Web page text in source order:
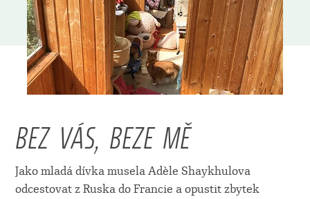
BEZ VÁS, BEZE MĚ
Jako mladá dívka musela Adèle Shaykhulova
odcestovat z Ruska do Francie a opustit zbytek